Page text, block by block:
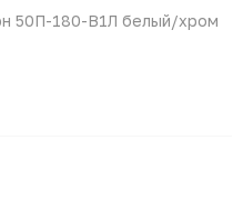
50П-180-В1Л белый/хром